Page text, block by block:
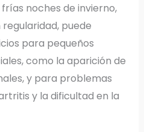
noches de invierno,
puede
para pequeños
como la aparición de
y para problemas
y la dificultad en la